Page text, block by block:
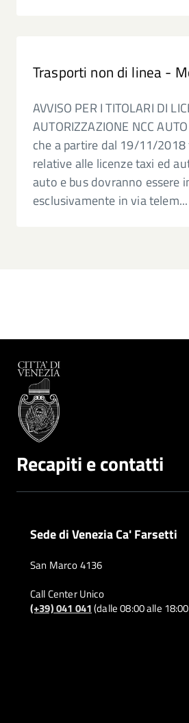
Trasporti non di linea -
AVVISO PER I TITOLARI DI
AUTORIZZAZIONE NCC
che a partire dal 19/11/
relative alle licenze taxi ed
auto e bus dovranno essere
esclusivamente in via telem...
Recapiti e contatti
Sede di Venezia Ca' Farsetti
San Marco 4136
Call Center Unico
(+39) 041 041(dalle 08:00 alle